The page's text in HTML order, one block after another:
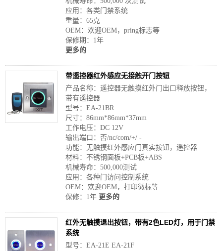
应用：各类门禁系统
重量：65克
OEM：欢迎OEM，pring标志等
保修期：1年
更多的
带遥控器红外感应无接触开门按钮
产品名称：遥控器无触摸红外门出口释放按钮，
带有遥控器
型号：EA-21BR
尺寸：86mm*86mm*37mm
工作电压：DC 12V
输出端口：否/nc/com/+/ -
功能：无触摸红外感应门真实按钮，遥控器
材料：不锈钢面板+PCB板+ABS
机械寿命：500,000测试
应用：各种门访问控制系统
OEM：欢迎OEM，打印徽标等
保修：1年 更多的
红外无触摸退出按钮，带有2色LED灯，用于门禁
系统
型号：EA-21E EA-21F